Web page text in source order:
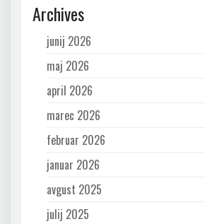
Archives
junij 2026
maj 2026
april 2026
marec 2026
februar 2026
januar 2026
avgust 2025
julij 2025